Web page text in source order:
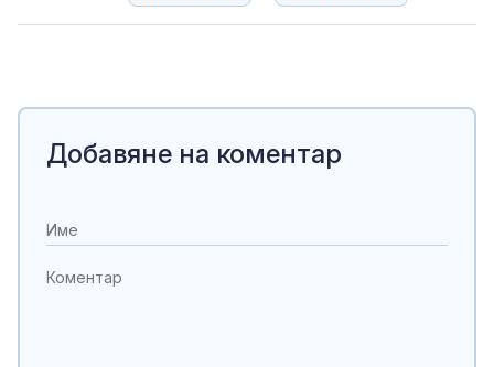
Добавяне на коментар